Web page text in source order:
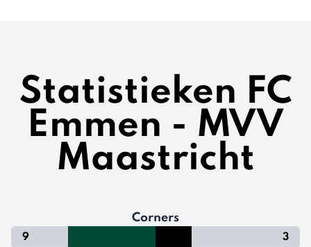
Statistieken FC
Emmen - MVV
Maastricht
Corners
9 3